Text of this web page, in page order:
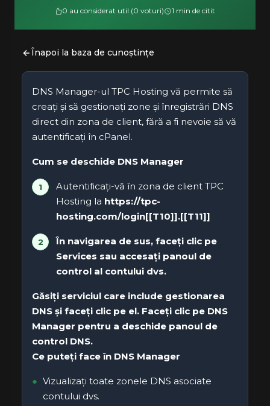
0 au considerat util (0 voturi) 1 min de citit
Înapoi la baza de cunoștințe
DNS Manager-ul TPC Hosting vă permite să
creați și să gestionați zone și înregistrări DNS
direct din zona de client, fără a fi nevoie să vă
autentificați în cPanel.
Cum se deschide DNS Manager
Autentificați-vă în zona de client TPC
Hosting la https://tpc-
hosting.com/login[[T10]].[[T11]]
În navigarea de sus, faceți clic pe
Services sau accesați panoul de
control al contului dvs.
Găsiți serviciul care include gestionarea
DNS și faceți clic pe el. Faceți clic pe DNS
Manager pentru a deschide panoul de
control DNS.
Ce puteți face în DNS Manager
Vizualizați toate zonele DNS asociate
contului dvs.